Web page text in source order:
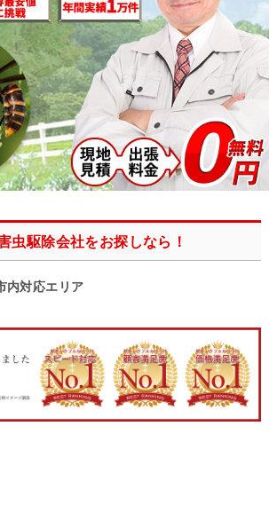
虫駆除会社をお探しなら！
内対応エリア